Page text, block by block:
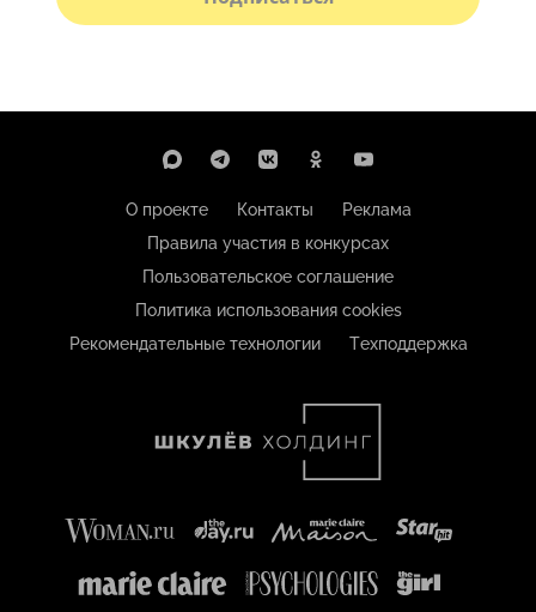
О проекте Контакты
Реклама
Правила участия в конкурсах
Пользовательское соглашение
Политика использования cookies
Рекомендательные технологии
Техподдержка